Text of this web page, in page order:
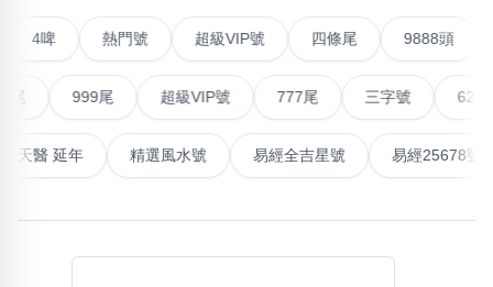
不包含數字
無0 無2無3無4無5 無7無8無9
清除全部分類
搜尋
號 4啤 熱門號 超級VIP號 四條尾 9888
超級VIP號 777尾 三字號 6288頭
高能量生氣 天醫 延年 精選風水號 易經全吉星號 易